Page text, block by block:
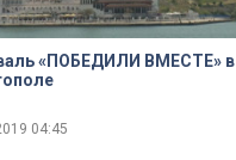
«ПОБЕДИЛИ ВМЕСТЕ» в
04:45